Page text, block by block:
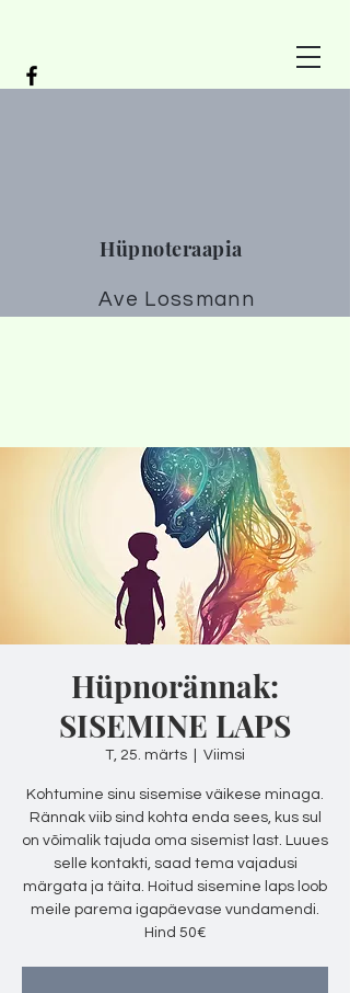
Hüpnoteraapia
Ave Lossmann
Hüpnorännak:
SISEMINE LAPS
T, 25. märts Viimsi
Kohtumine sinu sisemise väikese minaga.
Rännak viib sind kohta enda sees, kus sul
on võimalik tajuda oma sisemist last. Luues
selle kontakti, saad tema vajadusi
märgata ja täita. Hoitud sisemine laps loob
meile parema igapäevase vundamendi.
Hind 50€